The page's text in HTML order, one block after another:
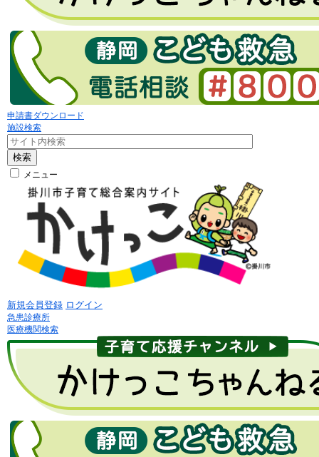
申請書ダウンロード
施設検索
検索
メニュー
新規会員登録 ログイン
急患診療所
医療機関検索